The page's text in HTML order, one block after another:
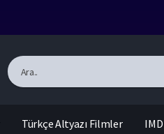
Türkçe Altyazı Filmler